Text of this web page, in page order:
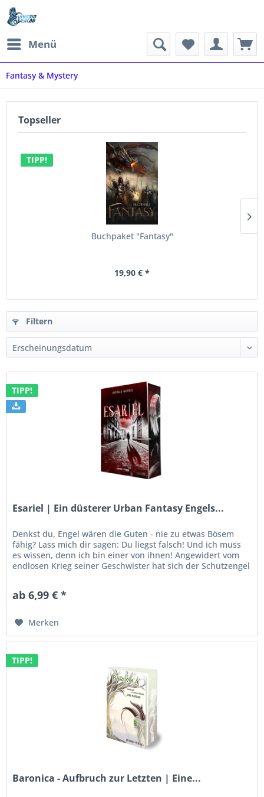
Menü
Fantasy & Mystery
Topseller
TIPP!
Buchpaket "Fantasy"
19,90 € *
Filtern
TIPP!
Esariel | Ein düsterer Urban Fantasy Engels...
Denkst du, Engel wären die Guten - nie zu etwas Bösem
fähig? Lass mich dir sagen: Du liegst falsch! Und ich muss
es wissen, denn ich bin einer von ihnen! Angewidert vom
endlosen Krieg seiner Geschwister hat sich der Schutzengel
ab 6,99 € *
Merken
TIPP!
Baronica - Aufbruch zur Letzten | Eine...